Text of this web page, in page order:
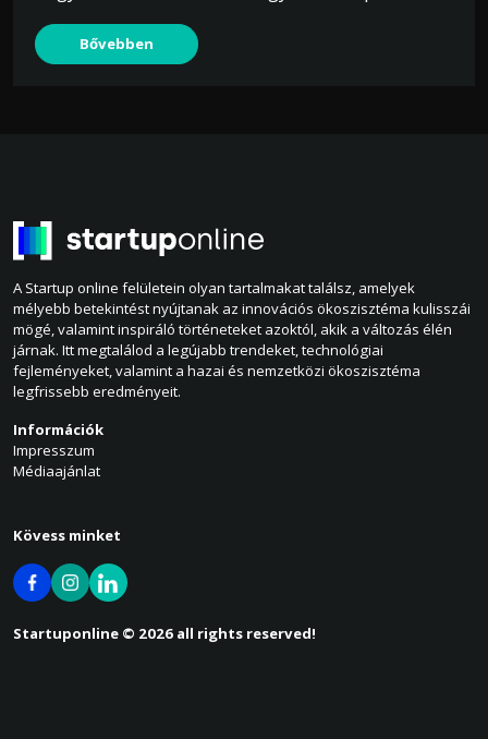
Bővebben
A Startup online felületein olyan tartalmakat találsz, amelyek
mélyebb betekintést nyújtanak az innovációs ökoszisztéma kulisszái
mögé, valamint inspiráló történeteket azoktól, akik a változás élén
járnak. Itt megtalálod a legújabb trendeket, technológiai
fejleményeket, valamint a hazai és nemzetközi ökoszisztéma
legfrissebb eredményeit.
Információk
Impresszum
Médiaajánlat
Kövess minket
Startuponline © 2026 all rights reserved!